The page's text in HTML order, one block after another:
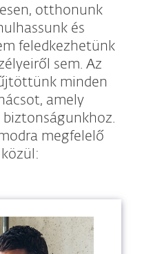
otthonunk
és
feledkezhetünk
sem. Az
minden
amely
megfelelő